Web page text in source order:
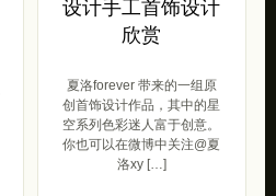
设计手工首饰设计
欣赏
夏洛forever 带来的一组原
创首饰设计作品，其中的星
空系列色彩迷人富于创意。
你也可以在微博中关注@夏
洛xy […]